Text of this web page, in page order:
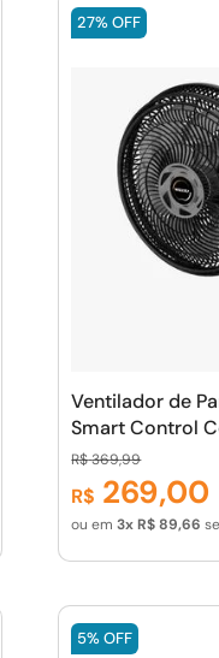
27% OFF
Ventilador de
Smart Control
Potência de
Swing, Hélice
Preto/Grafite
R$369,99
R$ 269,00
ou em3 R$ 89,66
5% OFF